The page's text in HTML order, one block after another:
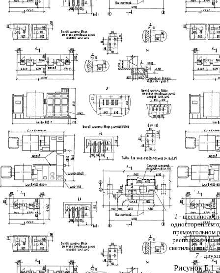
1 -
одностороннем
прямоугольном
расположении
светильников;6-
7 -
Рисунок Б.1 -